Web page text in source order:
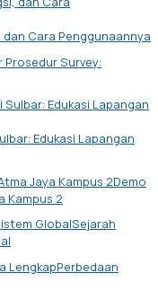
Cara Penggunaannya
Survey:
Edukasi Lapangan
Demo
Kampus 2
Sejarah
Perbedaan